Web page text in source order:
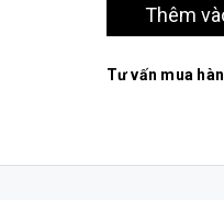
Thêm
Tư vấn mua